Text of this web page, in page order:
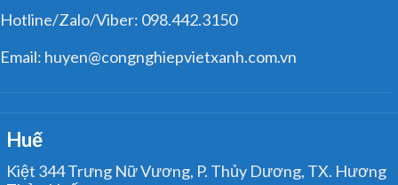
Hotline/Zalo/Viber: 098.442.3150
Email: huyen@congnghiepvietxanh.com.vn
Huế
Kiệt 344 Trưng Nữ Vương, P. Thủy Dương, TX. Hương